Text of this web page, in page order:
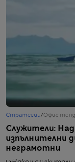
Стратегии/Офис
Служители:
изпълнителни
неграмотни